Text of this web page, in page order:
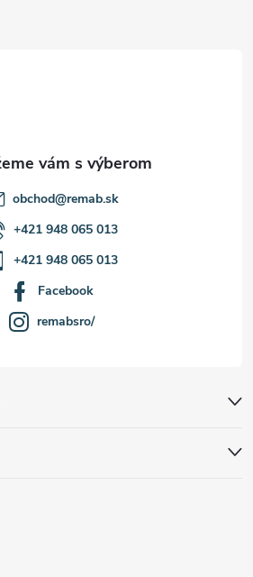
obchod@remab.sk
+421 948 065 013
+421 948 065 013
Facebook
remabsro/